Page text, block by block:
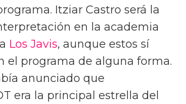
Itziar Castro será la
en la academia
Los Javis, aunque estos sí
el programa de alguna forma.
anunciado que
era la principal estrella del